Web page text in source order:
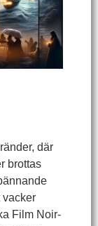
där
brottas
vacker
Film Noir-